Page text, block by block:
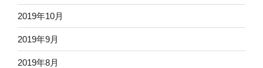
2019年10月
2019年9月
2019年8月